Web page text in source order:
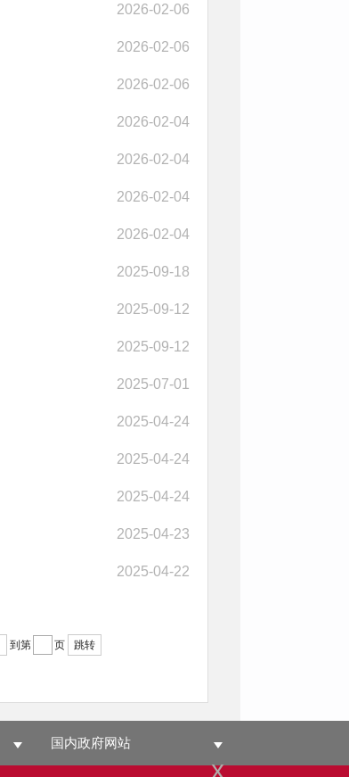
x
2026-02-06
2026-02-06
2026-02-06
2026-02-04
2026-02-04
2026-02-04
2026-02-04
2025-09-18
2025-09-12
2025-09-12
2025-07-01
2025-04-24
2025-04-24
2025-04-24
2025-04-23
2025-04-22
到第 页 跳转
国内政府网站